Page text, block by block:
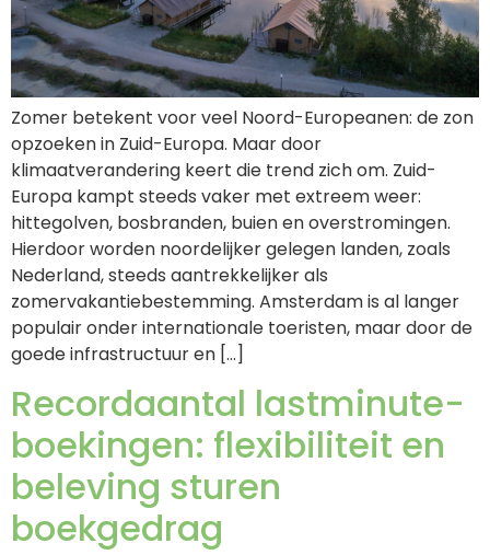
Zomer betekent voor veel Noord-Europeanen: de zon
opzoeken in Zuid-Europa. Maar door
klimaatverandering keert die trend zich om. Zuid-
Europa kampt steeds vaker met extreem weer:
hittegolven, bosbranden, buien en overstromingen.
Hierdoor worden noordelijker gelegen landen, zoals
Nederland, steeds aantrekkelijker als
zomervakantiebestemming. Amsterdam is al langer
populair onder internationale toeristen, maar door de
goede infrastructuur en […]
Recordaantal lastminute-
boekingen: flexibiliteit en
beleving sturen
boekgedrag